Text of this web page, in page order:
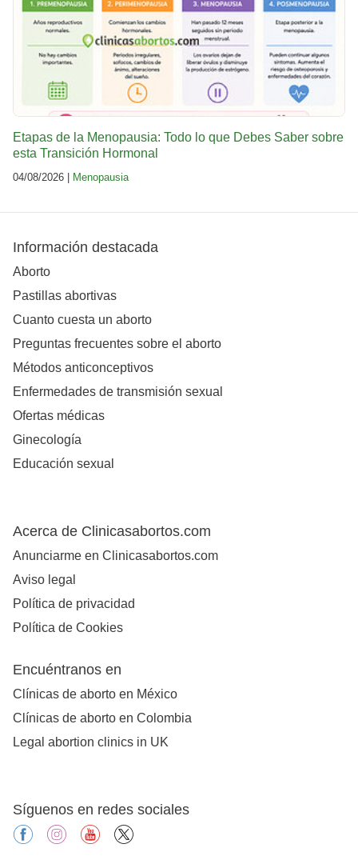
Etapas de la Menopausia: Todo lo que Debes Saber sobre
esta Transición Hormonal
04/08/2026 | Menopausia
Información destacada
Aborto
Pastillas abortivas
Cuanto cuesta un aborto
Preguntas frecuentes sobre el aborto
Métodos anticonceptivos
Enfermedades de transmisión sexual
Ofertas médicas
Ginecología
Educación sexual
Acerca de Clinicasabortos.com
Anunciarme en Clinicasabortos.com
Aviso legal
Política de privacidad
Política de Cookies
Encuéntranos en
Clínicas de aborto en México
Clínicas de aborto en Colombia
Legal abortion clinics in UK
Síguenos en redes sociales
facebookinstagramyoutube